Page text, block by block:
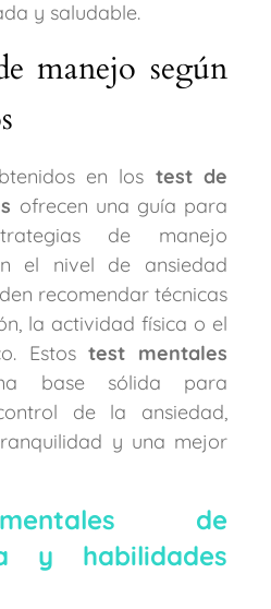
y saludable.
manejo según
en los test de
ofrecen una guía para
de manejo
el nivel de ansiedad
recomendar técnicas
la actividad física o el
Estostest mentales
base sólida para
de la ansiedad,
y una mejor
de
y habilidades